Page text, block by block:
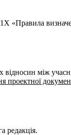
«Правила
відносин між
проектної
редакція.